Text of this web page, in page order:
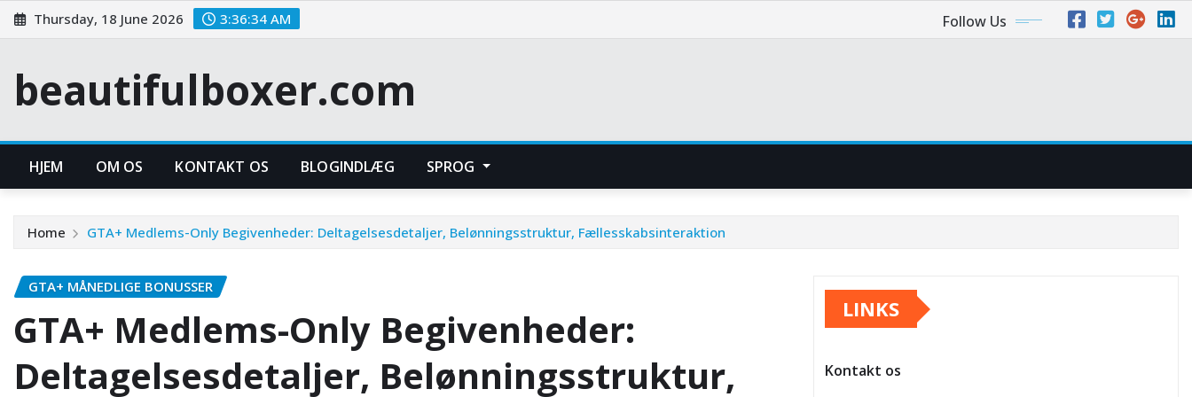
Skip
to
Thursday, 18 June 2026 3:36:36 AM Follow Us
beautifulboxer.com
HJEM OM OS KONTAKT OS BLOGINDLÆG SPROG
Home GTA+ Medlems-Only Begivenheder: Deltagelsesdetaljer, Belønningsstruktur, Fællesskabsinteraktion
GTA+ MÅNEDLIGE BONUSSER
GTA+ Medlems-Only Begivenheder:
Deltagelsesdetaljer, Belønningsstruktur,
LINKS
Kontakt os